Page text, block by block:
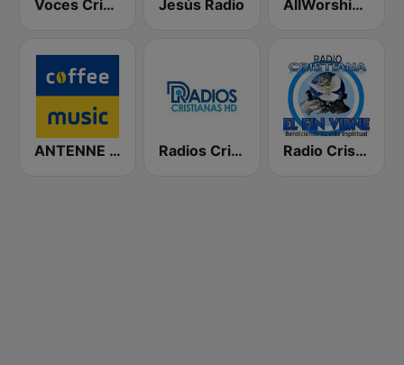
Voces Cristianas Jesús Radio AllWorship en Espanol
ANTENNE BAYERN Coffee Music Radios Cristianas HD Radio Cristiana El Fin Viene